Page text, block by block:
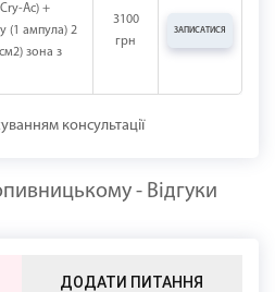
Ac) +
(1 ампула) 2
зона з
3100
грн
ЗАПИСАТИСЯ
консультації
- Відгуки
ДОДАТИ ПИТАННЯ